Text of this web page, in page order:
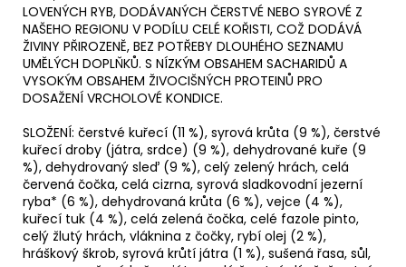
LOVENÝCH RYB, DODÁVANÝCH ČERSTVÉ NEBO SYROVÉ Z
NAŠEHO REGIONU V PODÍLU CELÉ KOŘISTI, COŽ DODÁVÁ
ŽIVINY PŘIROZENĚ, BEZ POTŘEBY DLOUHÉHO SEZNAMU
UMĚLÝCH DOPLŇKŮ. S NÍZKÝM OBSAHEM SACHARIDŮ A
VYSOKÝM OBSAHEM ŽIVOCIŠNÝCH PROTEINŮ PRO
DOSAŽENÍ VRCHOLOVÉ KONDICE.
SLOŽENÍ: čerstvé kuřecí (11 %), syrová krůta (9 %), čerstvé
kuřecí droby (játra, srdce) (9 %), dehydrované kuře (9
%), dehydrovaný sleď (9 %), celý zelený hrách, celá
červená čočka, celá cizrna, syrová sladkovodní jezerní
ryba* (6 %), dehydrovaná krůta (6 %), vejce (4 %),
kuřecí tuk (4 %), celá zelená čočka, celé fazole pinto,
celý žlutý hrách, vláknina z čočky, rybí olej (2 %),
hráškový škrob, syrová krůtí játra (1 %), sušená řasa, sůl,